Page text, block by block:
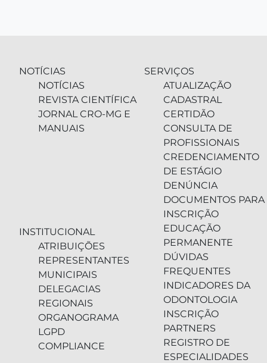
NOTÍCIAS
NOTÍCIAS
REVISTA CIENTÍFICA
JORNAL CRO-MG E
MANUAIS
INSTITUCIONAL
ATRIBUIÇÕES
REPRESENTANTES
MUNICIPAIS
DELEGACIAS
REGIONAIS
ORGANOGRAMA
LGPD
COMPLIANCE
SERVIÇOS
ATUALIZAÇÃO
CADASTRAL
CERTIDÃO
CONSULTA DE
PROFISSIONAIS
CREDENCIAMENTO
DE ESTÁGIO
DENÚNCIA
DOCUMENTOS PARA
INSCRIÇÃO
EDUCAÇÃO
PERMANENTE
DÚVIDAS
FREQUENTES
INDICADORES DA
ODONTOLOGIA
INSCRIÇÃO
PARTNERS
REGISTRO DE
ESPECIALIDADES